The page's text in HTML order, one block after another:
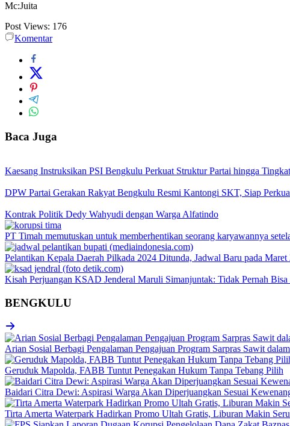
Mc:Juita
Post Views: 176
Komentar
Baca Juga
Kaesang Instruksikan PSI Bengkulu Perkuat Struktur Partai hingga
DPW Partai Gerakan Rakyat Bengkulu Resmi Kantongi SKT, Siap
Kontrak Politik Dedy Wahyudi dengan Warga Alfatindo
PT Timah memutuskan untuk memberhentikan seorang karyawannya
Pelantikan Kepala Daerah Pilkada 2024 Ditunda, Jadwal Baru pada Maret
Kisah Perjuangan KSAD Jenderal Maruli Simanjuntak: Tidak Pernah
BENGKULU
Arian Sosial Berbagi Pengalaman Pengajuan Program Sarpras Sawit
Geruduk Mapolda, FABB Tuntut Penegakan Hukum Tanpa Tebang Pilih
Baidari Citra Dewi: Aspirasi Warga Akan Diperjuangkan Sesuai
Tirta Amerta Waterpark Hadirkan Promo Ultah Gratis, Liburan Makin